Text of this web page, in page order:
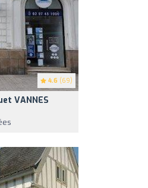
4.6 (69)
VANNES